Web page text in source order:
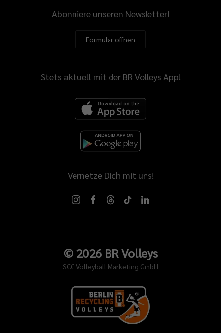
Abonniere unseren Newsletter!
Formular öffnen
Stets aktuell mit der BR Volleys App!
Vernetze Dich mit uns!
© 2026BR Volleys
SCC Volleyball Marketing GmbH